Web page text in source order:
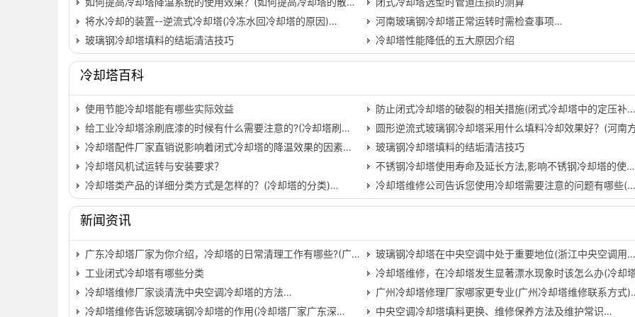
将水冷却的装置--逆流式冷却塔(冷冻水回冷却塔的原因)…
河南玻璃钢冷却塔正常运转时需检查事项…
玻璃钢冷却塔填料的结垢清洁技巧
冷却塔性能降低的五大原因介绍
冷却塔百科
使用节能冷却塔能有哪些实际效益
防止闭式冷却塔的破裂的相关措施(闭式冷却塔中的定压补…
给工业冷却塔涂刷底漆的时候有什么需要注意的?(冷却塔刷…
圆形逆流式玻璃钢冷却塔采用什么填料冷却效果好？(河南
冷却塔配件厂家直销说影响着闭式冷却塔的降温效果的因素…
玻璃钢冷却塔填料的结垢清洁技巧
冷却塔风机试运转与安装要求？
不锈钢冷却塔使用寿命及延长方法,影响不锈钢冷却塔的使…
冷却塔类产品的详细分类方式是怎样的？(冷却塔的分类)…
冷却塔维修公司告诉您使用冷却塔需要注意的问题有哪些(…
新闻资讯
广东冷却塔厂家为你介绍，冷却塔的日常清理工作有哪些?(广…
玻璃钢冷却塔在中央空调中处于重要地位(浙江中央空调用…
工业闭式冷却塔有哪些分类
冷却塔维修，在冷却塔发生显著漂水现象时该怎么办(冷却
冷却塔维修厂家谈清洗中央空调冷却塔的方法…
广州冷却塔修理厂家哪家更专业(广州冷却塔维修联系方式
冷却塔维修告诉您玻璃钢冷却塔的作用(冷却塔厂家广东深…
中央空调冷却塔填料更换、维修保养方法及维护常识…